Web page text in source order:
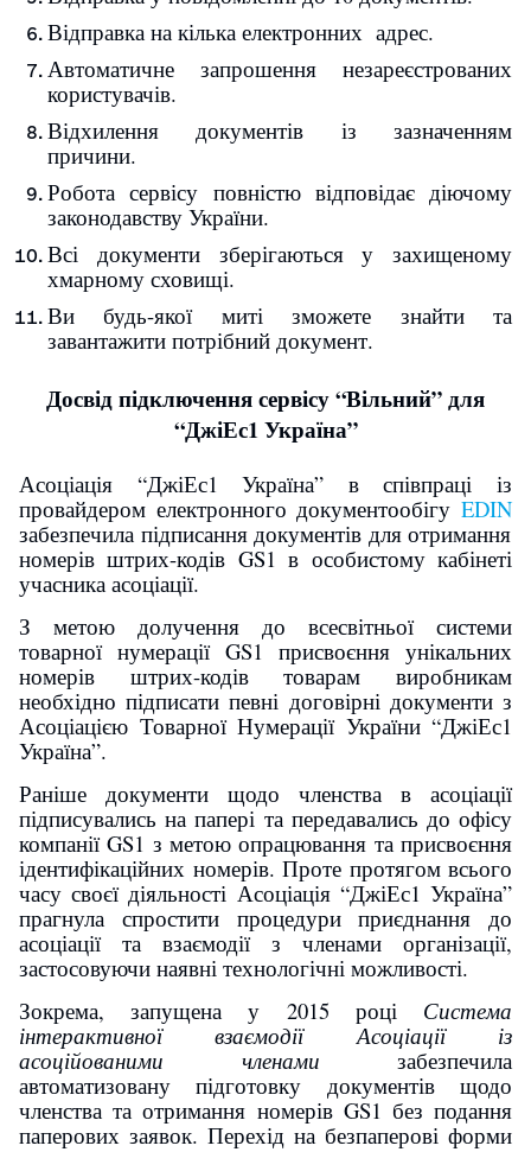
Відправка на кілька електронних адрес.
Автоматичне запрошення незареєстрованих
користувачів.
Відхилення документів із зазначенням
причини.
Робота сервісу повністю відповідає діючому
законодавству України.
Всі документи зберігаються у захищеному
хмарному сховищі.
Ви будь-якої миті зможете знайти та
завантажити потрібний документ.
Досвід підключення сервісу “Вільний” для
“ДжіЕс1 Україна”
Асоціація “ДжіЕс1 Україна” в співпраці із
провайдером електронного документообігу EDIN
забезпечила підписання документів для отримання
номерів штрих-кодів GS1 в особистому кабінеті
учасника асоціації.
З метою долучення до всесвітньої системи
товарної нумерації GS1 присвоєння унікальних
номерів штрих-кодів товарам виробникам
необхідно підписати певні договірні документи з
Асоціацією Товарної Нумерації України “ДжіЕс1
Україна”.
Раніше документи щодо членства в асоціації
підписувались на папері та передавались до офісу
компанії GS1 з метою опрацювання та присвоєння
ідентифікаційних номерів. Проте протягом всього
часу своєї діяльності Асоціація “ДжіЕс1 Україна”
прагнула спростити процедури приєднання до
асоціації та взаємодії з членами організації,
застосовуючи наявні технологічні можливості.
Зокрема, запущена у 2015 році Система
інтерактивної взаємодії Асоціації із
асоційованими членами забезпечила
автоматизовану підготовку документів щодо
членства та отримання номерів GS1 без подання
паперових заявок. Перехід на безпаперові форми